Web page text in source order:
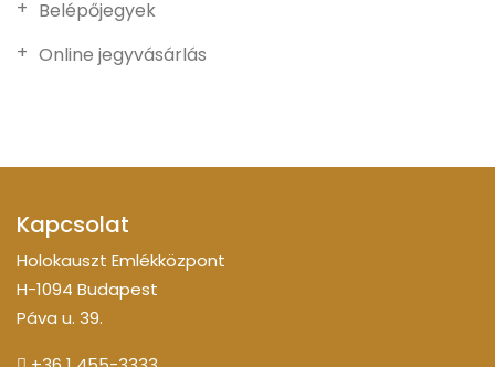
Belépőjegyek
Online jegyvásárlás
Kapcsolat
Holokauszt Emlékközpont
H-1094 Budapest
Páva u. 39.